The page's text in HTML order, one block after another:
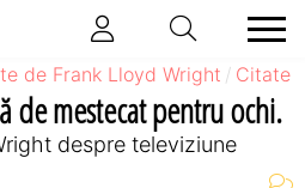
de Frank Lloyd Wright Citate
de mestecat pentru ochi.
despre televiziune